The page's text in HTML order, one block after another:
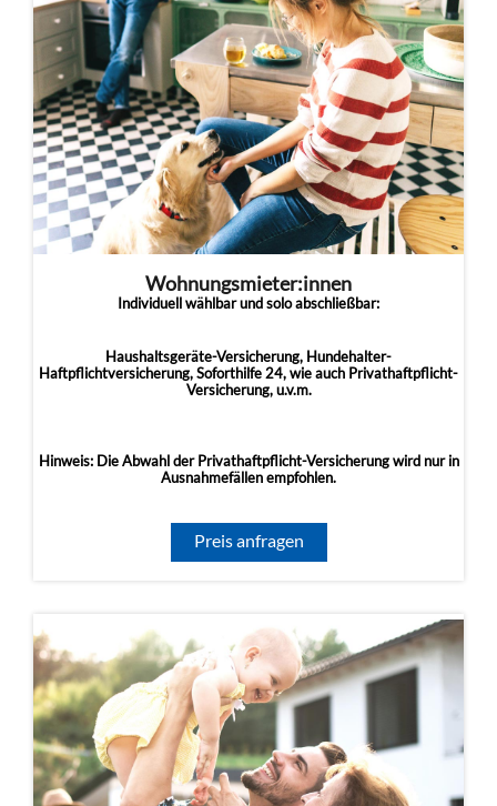
Wohnungsmieter:innen
Individuell wählbar und solo abschließbar:
Haushaltsgeräte-Versicherung, Hundehalter-
Haftpflichtversicherung, Soforthilfe 24, wie auch Privathaftpflicht-
Versicherung, u.v.m.
Hinweis: Die Abwahl der Privathaftpflicht-Versicherung wird nur in
Ausnahmefällen empfohlen.
Preis anfragen